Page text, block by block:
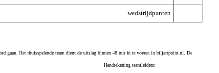
wedstrijdpunten
gaan. Het thuisspelende team dient de uitslag binnen 48 uur in te voeren in biljartpoint.nl. De
Handtekening teamleiders: